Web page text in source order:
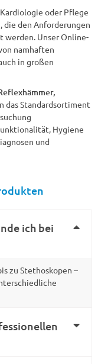
oder Pflege
die den Anforderungen
werden. Unser Online-
namhaften
in großen
das Standardsortiment
Hygiene
und
ich bei
zu Stethoskopen –